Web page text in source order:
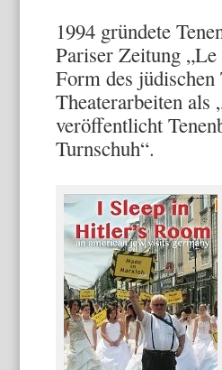
1994 gründete
Pariser Zeitung
Form des
Theaterarbeiten als
veröffentlicht
Turnschuh“.